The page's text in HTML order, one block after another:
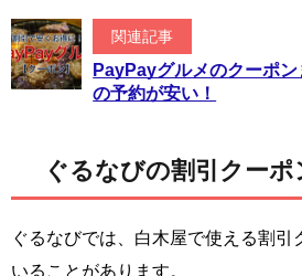
関連記事
PayPayグルメのクーポ
の予約が安い！
ぐるなびの割引クーポ
ぐるなびでは、白木屋で使える割引
いることがあります。